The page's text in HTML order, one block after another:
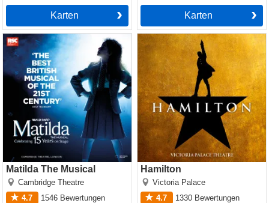
Karten Karten
Matilda The Musical
Cambridge Theatre
4.7
1546 Bewertungen
Matilda The Musical
Hamilton
Victoria Palace
4.7
1330 Bewertungen
Hamilton